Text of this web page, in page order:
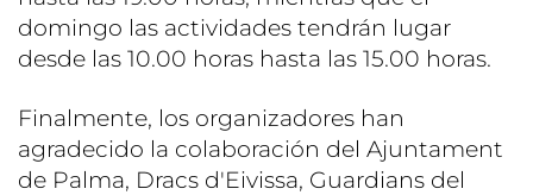
domingo las actividades tendrán lugar
desde las 10.00 horas hasta las 15.00 horas.
Finalmente, los organizadores han
agradecido la colaboración del Ajuntament
de Palma, Dracs d'Eivissa, Guardians del